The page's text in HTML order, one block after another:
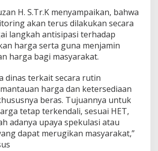
a
r
g
a
B
e
a
s
H. S.Tr.K menyampaikan, bahwa
akan terus dilakukan secara
langkah antisipasi terhadap
harga serta guna menjamin
harga bagi masyarakat.
dinas terkait secara rutin
harga dan ketersediaan
beras. Tujuannya untuk
tetap terkendali, sesuai HET,
adanya upaya spekulasi atau
dapat merugikan masyarakat,”